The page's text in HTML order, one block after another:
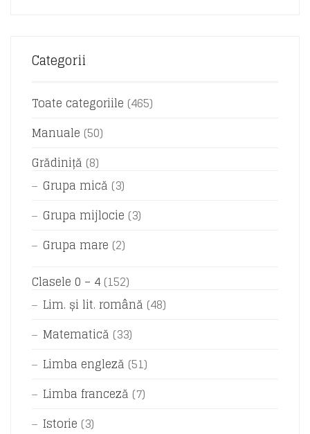
Categorii
Toate categoriile (465)
Manuale (50)
Grădiniță (8)
Grupa mică (3)
Grupa mijlocie (3)
Grupa mare (2)
Clasele 0 – 4 (152)
Lim. și lit. română (48)
Matematică (33)
Limba engleză (51)
Limba franceză (7)
Istorie (3)